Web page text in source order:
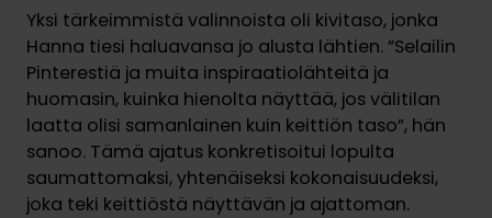
Yksi tärkeimmistä valinnoista oli kivitaso, jonka
Hanna tiesi haluavansa jo alusta lähtien. ”Selailin
Pinterestiä ja muita inspiraatiolähteitä ja
huomasin, kuinka hienolta näyttää, jos välitilan
laatta olisi samanlainen kuin keittiön taso”, hän
sanoo. Tämä ajatus konkretisoitui lopulta
saumattomaksi, yhtenäiseksi kokonaisuudeksi,
joka teki keittiöstä näyttävän ja ajattoman.